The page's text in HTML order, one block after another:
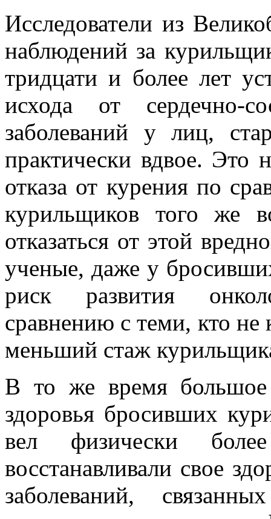
Исследователи из
наблюдений за
тридцати и более лет
исхода от сердечно-
заболеваний у лиц,
практически вдвое. Это
отказа от курения по
курильщиков того же
отказаться от этой
ученые, даже у
риск развития
сравнению с теми, кто
меньший стаж
В то же время большое
здоровья бросивших
вел физически
восстанавливали свое
заболеваний,